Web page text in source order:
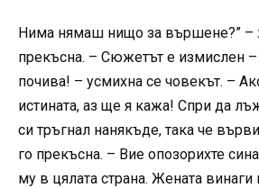
Нима нямаш нищо за вършене?” –
прекъсна. – Сюжетът е измислен
почива! – усмихна се човекът. –
истината, аз ще я кажа! Спри да
си тръгнал нанякъде, така че
го прекъсна. – Вие опозорихте
му в цялата страна. Жената винаги